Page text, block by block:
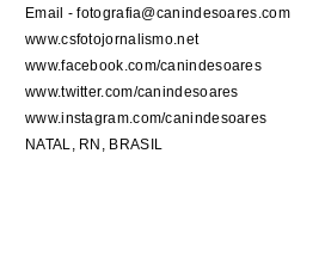
Email - fotografia@canindesoares.com
www.csfotojornalismo.net
www.facebook.com/canindesoares
www.twitter.com/canindesoares
www.instagram.com/canindesoares
NATAL, RN, BRASIL